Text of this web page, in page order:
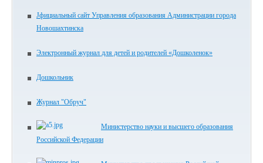
Jфициальный сайт Управления образования Администрации города
Новошахтинска
Электронный журнал для детей и родителей «Дошколенок»
Дошкольник
Журнал "Обруч"
Министерство науки и высшего образования
Российской Федерации